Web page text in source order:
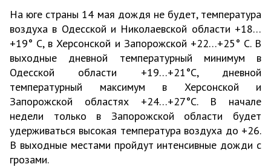
На юге страны 14 мая дождя не будет, температура
воздуха в Одесской и Николаевской области +18…
+19° С, в Херсонской и Запорожской +22…+25° С. В
выходные дневной температурный минимум в
Одесской области +19…+21°С, дневной
температурный максимум в Херсонской и
Запорожской областях +24…+27°С. В начале
недели только в Запорожской области будет
удерживаться высокая температура воздуха до +26.
В выходные местами пройдут интенсивные дожди с
грозами.